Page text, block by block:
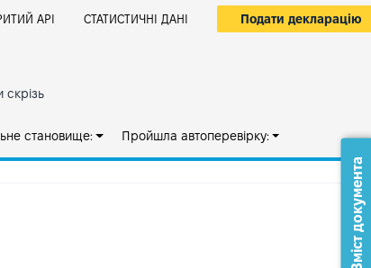
АРІ СТАТИСТИЧНІ ДАНІ Подати декларацію
скрізь
становище: Пройшла автоперевірку:
Зміст документа